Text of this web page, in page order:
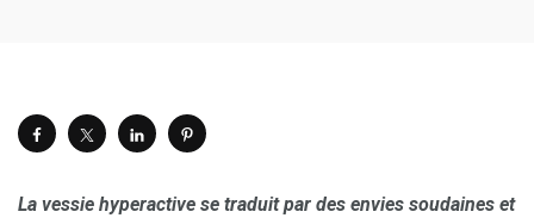
La vessie hyperactive se traduit par des envies soudaines et